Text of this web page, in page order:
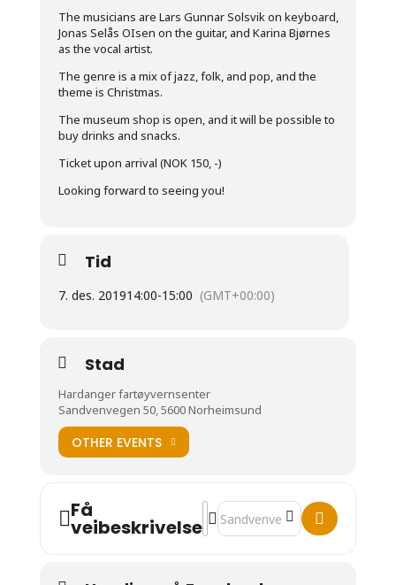
The musicians are Lars Gunnar Solsvik on keyboard,
Jonas Selås OIsen on the guitar, and Karina Bjørnes
as the vocal artist.
The genre is a mix of jazz, folk, and pop, and the
theme is Christmas.
The museum shop is open, and it will be possible to
buy drinks and snacks.
Ticket upon arrival (NOK 150, -)
Looking forward to seeing you!
Tid
7. des. 201914:00-15:00 (GMT+00:00)
Stad
Hardanger fartøyvernsenter
Sandvenvegen 50, 5600 Norheimsund
OTHER EVENTS
Få
veibeskrivelse
Address - Christmas Concert
Destination Address -